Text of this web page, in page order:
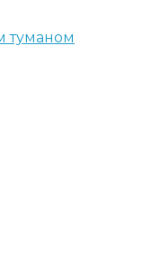
туманом